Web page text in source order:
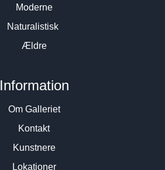
Moderne
Naturalistisk
Ældre
Information
Om Galleriet
Kontakt
Kunstnere
Lokationer